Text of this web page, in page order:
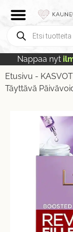
Nappaa nyt
Etusivu - KASVOT
Täyttävä